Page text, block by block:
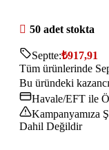
50 adet stokta
Septte:₺917,91
Tüm ürünlerinde
Bu üründeki
Havale/EFT ile
Kampanyamıza
Dahil Değildir